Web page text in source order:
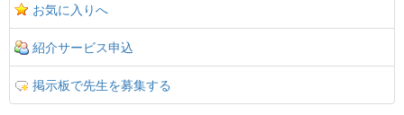
お気に入りへ
紹介サービス申込
掲示板で先生を募集する